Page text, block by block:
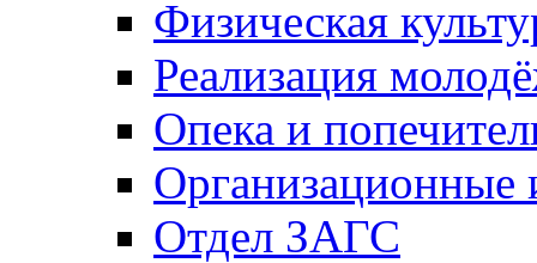
Физическая
Реализация
Опека и
Отдел ЗАГС